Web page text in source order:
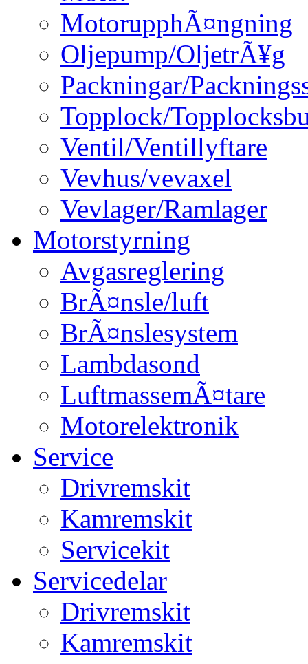
MotorupphÃ¤ngning
Oljepump/OljetrÃ¥g
Packningar/
Topplock/
Ventil/Ventillyftare
Vevhus/vevaxel
Vevlager/Ramlager
Motorstyrning
Avgasreglering
BrÃ¤nsle/luft
BrÃ¤nslesystem
Lambdasond
LuftmassemÃ¤tare
Motorelektronik
Service
Drivremskit
Kamremskit
Servicekit
Servicedelar
Drivremskit
Kamremskit